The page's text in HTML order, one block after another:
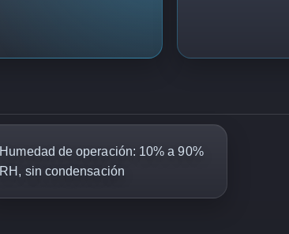
Humedad de operación: 10% a 90%
RH, sin condensación